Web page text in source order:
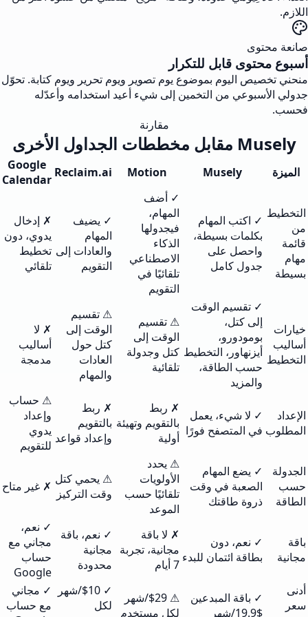
اللازم.
صانعة محتوى
أسبوع محتوى قابل للتكرار
منحني تخصيص اليوم بموضوع يوم تصوير ويوم تحرير ويوم كتابة. تحوّل
جدولي الأسبوعي من التخمين إلى شيء أعيد استخدامه وأعدّله
فحسب.
مقارنة
Musely مقابل مخططات الجداول الأخرى
الميزة Musely
Motion
Reclaim.ai
Google
Calendar
التخطيط
من
قائمة
مهام
بسيطة
✓ اكتب المهام
بكلمات بسيطة،
واحصل على
جدول كامل
✓ أضف
المهام،
فيجدولها
الذكاء
الاصطناعي
تلقائيًا في
التقويم
✓ يضيف
المهام
والعادات إلى
التقويم
✗ إدخال
يدوي، دون
تخطيط
تلقائي
خيارات
أساليب
التخطيط
✓ تقسيم الوقت
إلى كتل،
بومودورو،
أيزنهاور، التخطيط
حسب الطاقة،
والمزيد
⚠ تقسيم
الوقت إلى
كتل وجدولة
تلقائية
⚠ تقسيم
الوقت إلى
كتل حول
العادات
والمهام
✗ لا
أساليب
مدمجة
الإعداد
المطلوب
✓ لا شيء، يعمل
في المتصفح فورًا
✗ ربط
بالتقويم وتهيئة
أولية
✗ ربط
بالتقويم
وإعداد قواعد
⚠ حساب
وإعداد
يدوي
للتقويم
الجدولة
حسب
الطاقة
✓ يضع المهام
الصعبة في وقت
ذروة طاقتك
⚠ يحدد
الأولويات
تلقائيًا حسب
الموعد
⚠ يحمي كتل
وقت التركيز ✗ غير متاح
باقة
مجانية
✓ نعم، دون
بطاقة ائتمان للبدء
✗ لا باقة
مجانية، تجربة
7 أيام
✓ نعم، باقة
مجانية
محدودة
✓ نعم،
مجاني مع
حساب
Google
أدنى
سعر
✓ باقة المبدعين
$19.9/شهر
⚠ $29/شهر
لكل مستخدم
✓ $10/شهر
لكل
✓ مجاني
مع حساب